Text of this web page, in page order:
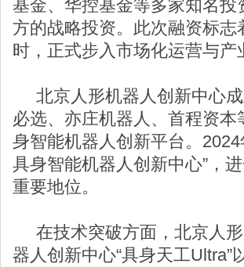
基金、华控基金等多家知名
方的战略投资。此次融资标
时，正式步入市场化运营与
北京人形机器人创新中心成
必选、亦庄机器人、首程资
身智能机器人创新平台。
具身智能机器人创新中心”，
重要地位。
在技术突破方面，北京人形
器人创新中心“具身天工